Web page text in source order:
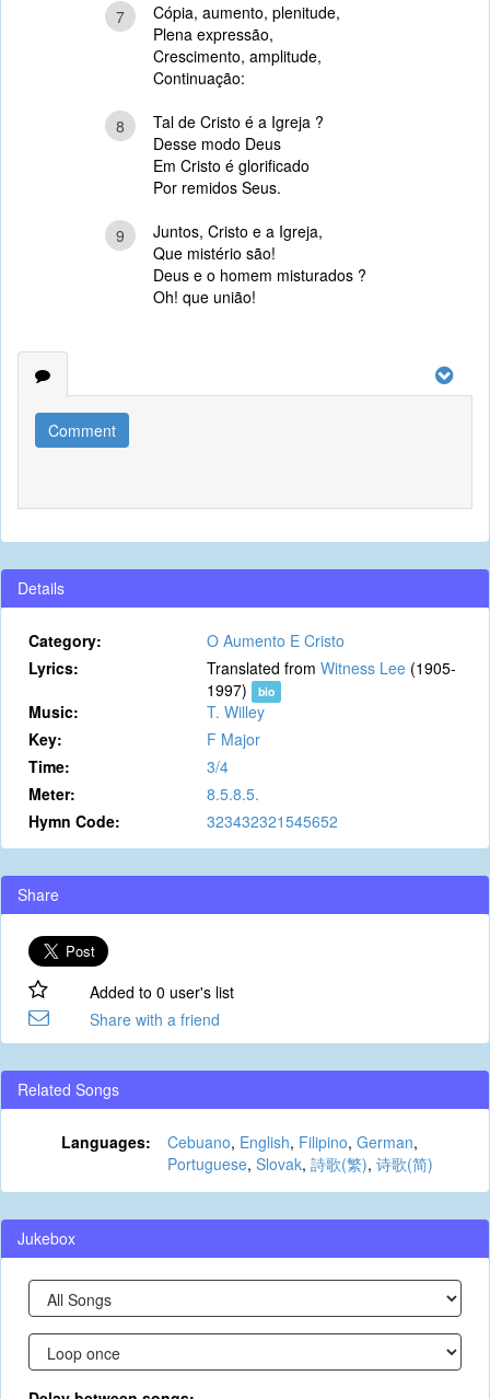
7
Cópia, aumento, plenitude,
Plena expressão,
Crescimento, amplitude,
Continuação:
8
Tal de Cristo é a Igreja ?
Desse modo Deus
Em Cristo é glorificado
Por remidos Seus.
9
Juntos, Cristo e a Igreja,
Que mistério são!
Deus e o homem misturados ?
Oh! que união!
Comment
Details
Category:
O Aumento E Cristo
Lyrics:
Translated from Witness Lee (1905-
1997)
bio
Music:
T. Willey
Key:
F Major
Time:
3/4
Meter:
8.5.8.5.
Hymn Code:
323432321545652
Share
Added to 0 user's list
Share with a friend
Related Songs
Languages: Cebuano, English, Filipino, German,
Portuguese, Slovak, 詩歌(繁), 诗歌(简)
Jukebox